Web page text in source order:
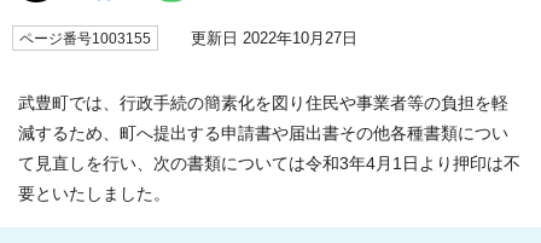
ページ番号1003155 更新日 2022年10月27日
武豊町では、行政手続の簡素化を図り住民や事業者等の負担を軽
減するため、町へ提出する申請書や届出書その他各種書類につい
て見直しを行い、次の書類については令和3年4月1日より押印は不
要といたしました。